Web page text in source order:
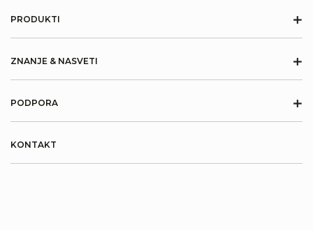
PRODUKTI +
ZNANJE & NASVETI +
PODPORA +
KONTAKT